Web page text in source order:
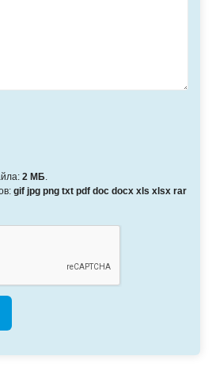
2 МБ.
gif jpg png txt pdf doc docx xls xlsx rar